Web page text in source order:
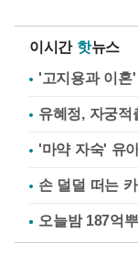
이시간 핫뉴스
'고지용과 이혼
유혜정, 자궁
'마약 자숙' 유
손 덜덜 떠는